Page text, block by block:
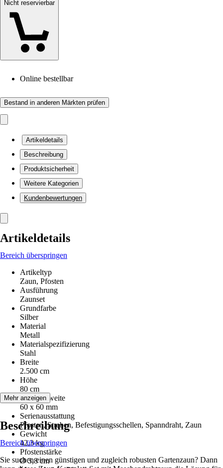
Nicht reservierbar
Online bestellbar
Bestand in anderen Märkten prüfen
Artikeldetails
Beschreibung
Produktsicherheit
Weitere Kategorien
Kundenbewertungen
Artikeldetails
Bereich überspringen
Artikeltyp
Zaun, Pfosten
Ausführung
Zaunset
Grundfarbe
Silber
Material
Metall
Materialspezifizierung
Stahl
Breite
2.500 cm
Höhe
80 cm
Maschenweite
60 x 60 mm
Serienausstattung
Pfosten, Streben, Befestigungsschellen, Spanndraht, Zaun
Gewicht
42,3 kg
Pfostenstärke
Ø 3,8 cm
Mehr anzeigen
Beschreibung
Bereich überspringen
Sie suchen einen günstigen und zugleich robusten Gartenzaun? Dann